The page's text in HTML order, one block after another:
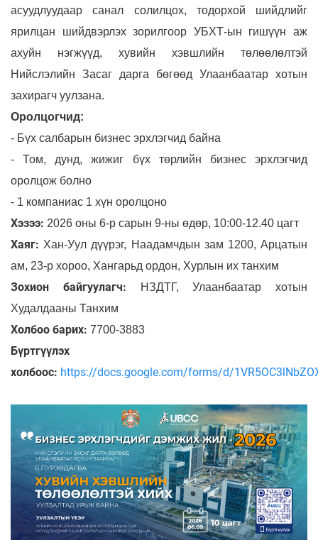
асуудлуудаар санал солилцох, тодорхой шийдлийг
ярилцан шийдвэрлэх зорилгоор УБХТ-ын гишүүн аж
ахуйн нэгжүүд, хувийн хэвшлийн төлөөлөлтэй
Нийслэлийн Засаг дарга бөгөөд Улаанбаатар хотын
захирагч уулзана.
Оролцогчид:
- Бүх салбарын бизнес эрхлэгчид байна
- Том, дунд, жижиг бүх төрлийн бизнес эрхлэгчид
оролцож болно
- 1 компаниас 1 хүн оролцоно
Хэзээ: 2026 оны 6-р сарын 9-ны өдөр, 10:00-12.40 цагт
Хаяг:Хан-Уул дүүрэг, Наадамчдын зам 1200, Арцатын
ам, 23-р хороо, Хангарьд ордон, Хурлын их танхим
Зохион байгуулагч:
НЗДТГ, Улаанбаатар хотын
Худалдааны Танхим
Холбоо барих: 7700-3883
Бүртгүүлэх
холбоос: https://docs.google.com/forms/d/